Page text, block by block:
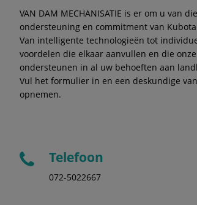
VAN DAM MECHANISATIE is er om u van
ondersteuning en commitment van
Van intelligente technologieën tot
voordelen die elkaar aanvullen en die
ondersteunen in al uw behoeften aan
Vul het formulier in en een deskundige
opnemen.
Telefoon
072-5022667